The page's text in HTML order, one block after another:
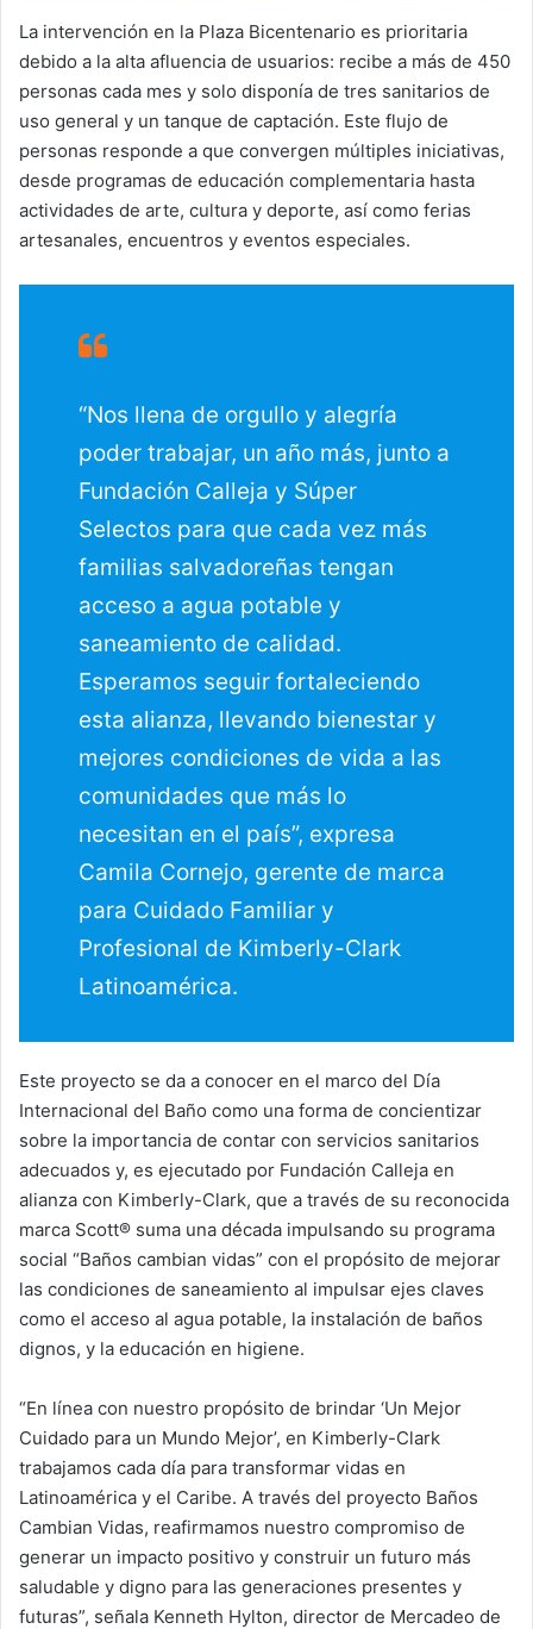
La intervención en la Plaza Bicentenario es prioritaria
debido a la alta afluencia de usuarios: recibe a más de 450
personas cada mes y solo disponía de tres sanitarios de
uso general y un tanque de captación. Este flujo de
personas responde a que convergen múltiples iniciativas,
desde programas de educación complementaria hasta
actividades de arte, cultura y deporte, así como ferias
artesanales, encuentros y eventos especiales.
“Nos llena de orgullo y alegría
poder trabajar, un año más, junto a
Fundación Calleja y Súper
Selectos para que cada vez más
familias salvadoreñas tengan
acceso a agua potable y
saneamiento de calidad.
Esperamos seguir fortaleciendo
esta alianza, llevando bienestar y
mejores condiciones de vida a las
comunidades que más lo
necesitan en el país”, expresa
Camila Cornejo, gerente de marca
para Cuidado Familiar y
Profesional de Kimberly-Clark
Latinoamérica.
Este proyecto se da a conocer en el marco del Día
Internacional del Baño como una forma de concientizar
sobre la importancia de contar con servicios sanitarios
adecuados y, es ejecutado por Fundación Calleja en
alianza con Kimberly-Clark, que a través de su reconocida
marca Scott® suma una década impulsando su programa
social “Baños cambian vidas” con el propósito de mejorar
las condiciones de saneamiento al impulsar ejes claves
como el acceso al agua potable, la instalación de baños
dignos, y la educación en higiene.
“En línea con nuestro propósito de brindar ‘Un Mejor
Cuidado para un Mundo Mejor’, en Kimberly-Clark
trabajamos cada día para transformar vidas en
Latinoamérica y el Caribe. A través del proyecto Baños
Cambian Vidas, reafirmamos nuestro compromiso de
generar un impacto positivo y construir un futuro más
saludable y digno para las generaciones presentes y
futuras”, señala Kenneth Hylton, director de Mercadeo de